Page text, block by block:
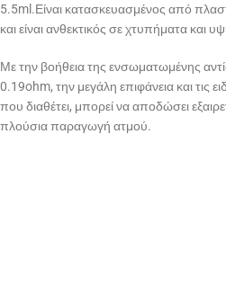
5.5ml.Είναι κατασκευασμένος από
και είναι ανθεκτικός σε χτυπήματα και
Με την βοήθεια της ενσωματωμένης
0.19ohm, την μεγάλη επιφάνεια και τις
που διαθέτει, μπορεί να αποδώσει
πλούσια παραγωγή ατμού.